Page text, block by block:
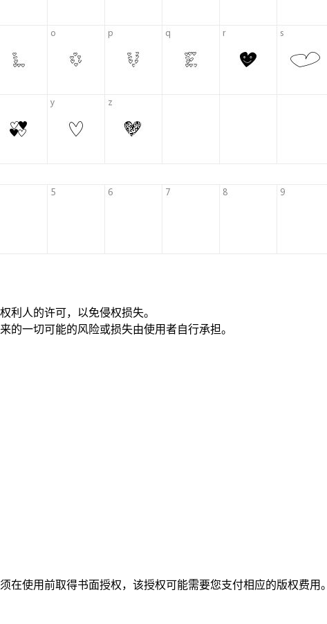
利人的许可，以免侵权损失。
的一切可能的风险或损失由使用者自行承担。
在使用前取得书面授权，该授权可能需要您支付相应的版权费用。